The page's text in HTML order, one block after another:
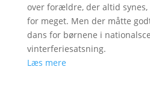
over forældre, der altid
for meget. Men der måtte
dans for børnene i
vinterferiesatsning.
Læs mere